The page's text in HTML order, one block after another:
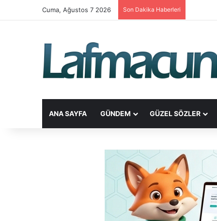
Cuma, Ağustos 7 2026 Son Dakika Haberleri
ANA SAYFA GÜNDEM GÜZEL SÖZLER